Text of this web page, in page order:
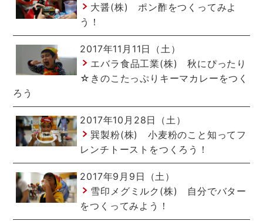
大醤(株) ポン酢をつくってみよ
う！
2017年11月11日（土）
エバラ食品工業(株) 秋にぴったり
☆きのこたっぷりキーマカレーをつく
ろう
2017年10月28日（土）
巽製粉(株) 小麦粉のこと知ってフ
レンチトーストをつくろう！
2017年9月9日（土）
雪印メグミルク(株) 自分でバター
をつくってみよう！